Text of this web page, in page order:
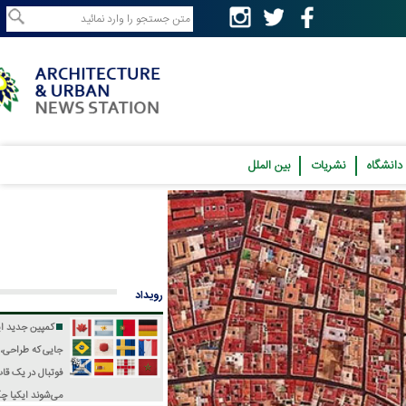
نشریات بین الملل
رویداد
کمپین جدید ایکیا؛
جایی که طراحی، فرهنگ و
فوتبال در یک قاب جمع
ایکیا چگونه جام